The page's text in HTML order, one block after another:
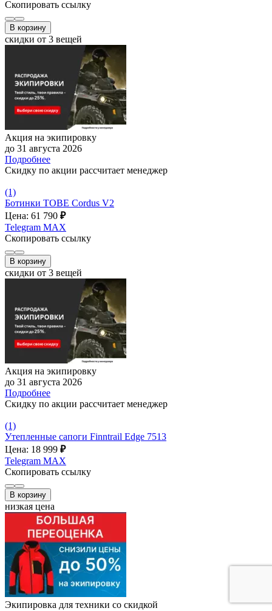
Скопировать ссылку
В корзину
скидки от 3 вещей
Акция на экипировку
до 31 августа 2026
Подробнее
Скидку по акции рассчитает менеджер
(1)
Ботинки TOBE Cordus V2
Цена: 61 790 ₽
Telegram MAX
Скопировать ссылку
В корзину
скидки от 3 вещей
Акция на экипировку
до 31 августа 2026
Подробнее
Скидку по акции рассчитает менеджер
(1)
Утепленные сапоги Finntrail Edge 7513
Цена: 18 999 ₽
Telegram MAX
Скопировать ссылку
В корзину
низкая цена
Экипировка для техники со скидкой